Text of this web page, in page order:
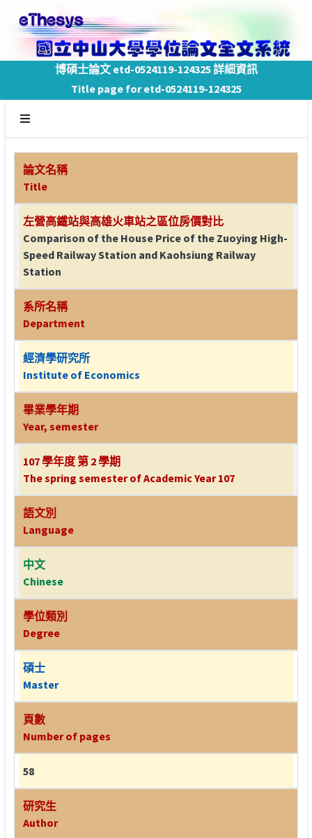
博碩士論文 etd-0524119-124325 詳細資訊
Title page for etd-0524119-124325
論文名稱
Title
左營高鐵站與高雄火車站之區位房價對比
Comparison of the House Price of the Zuoying High-
Speed Railway Station and Kaohsiung Railway
Station
系所名稱
Department
經濟學研究所
Institute of Economics
畢業學年期
Year, semester
107 學年度 第 2 學期
The spring semester of Academic Year 107
語文別
Language
中文
Chinese
學位類別
Degree
碩士
Master
頁數
Number of pages
58
研究生
Author